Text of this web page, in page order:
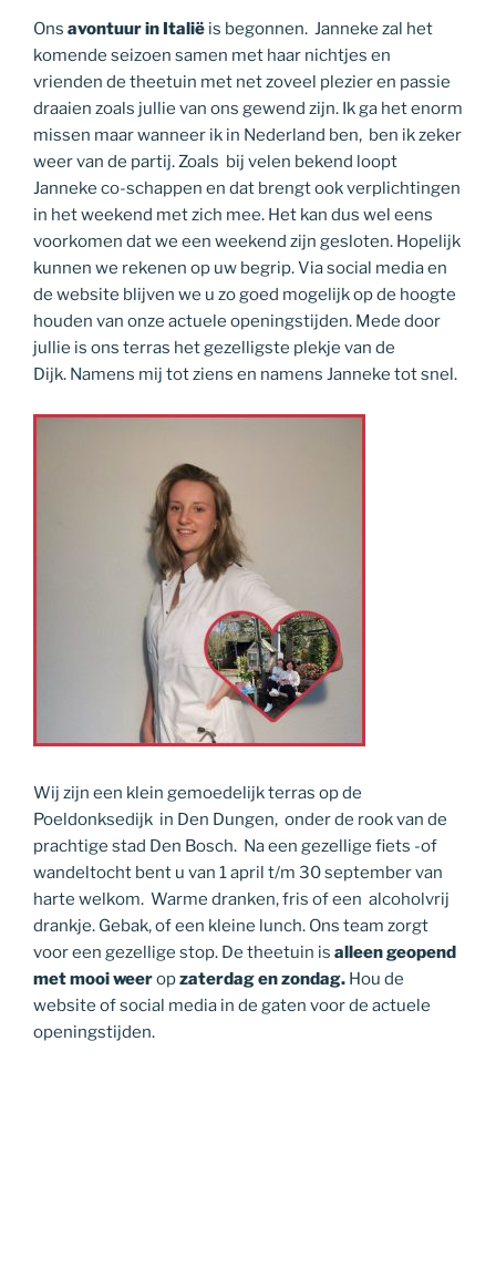
Ons avontuur in Italië is begonnen. Janneke zal het
komende seizoen samen met haar nichtjes en
vrienden de theetuin met net zoveel plezier en passie
draaien zoals jullie van ons gewend zijn. Ik ga het enorm
missen maar wanneer ik in Nederland ben, ben ik zeker
weer van de partij. Zoals bij velen bekend loopt
Janneke co-schappen en dat brengt ook verplichtingen
in het weekend met zich mee. Het kan dus wel eens
voorkomen dat we een weekend zijn gesloten. Hopelijk
kunnen we rekenen op uw begrip. Via social media en
de website blijven we u zo goed mogelijk op de hoogte
houden van onze actuele openingstijden. Mede door
jullie is ons terras het gezelligste plekje van de
Dijk. Namens mij tot ziens en namens Janneke tot snel.
Wij zijn een klein gemoedelijk terras op de
Poeldonksedijk in Den Dungen, onder de rook van de
prachtige stad Den Bosch. Na een gezellige fiets -of
wandeltocht bent u van 1 april t/m 30 september van
harte welkom. Warme dranken, fris of een alcoholvrij
drankje. Gebak, of een kleine lunch. Ons team zorgt
voor een gezellige stop. De theetuin is alleen geopend
met mooi weeropzaterdag en zondag. Hou de
website of social media in de gaten voor de actuele
openingstijden.